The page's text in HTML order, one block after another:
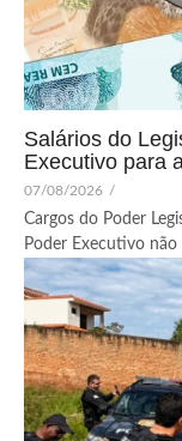
Salários do
Executivo para
07/08/2026 /
Cargos do Poder
Poder Executivo